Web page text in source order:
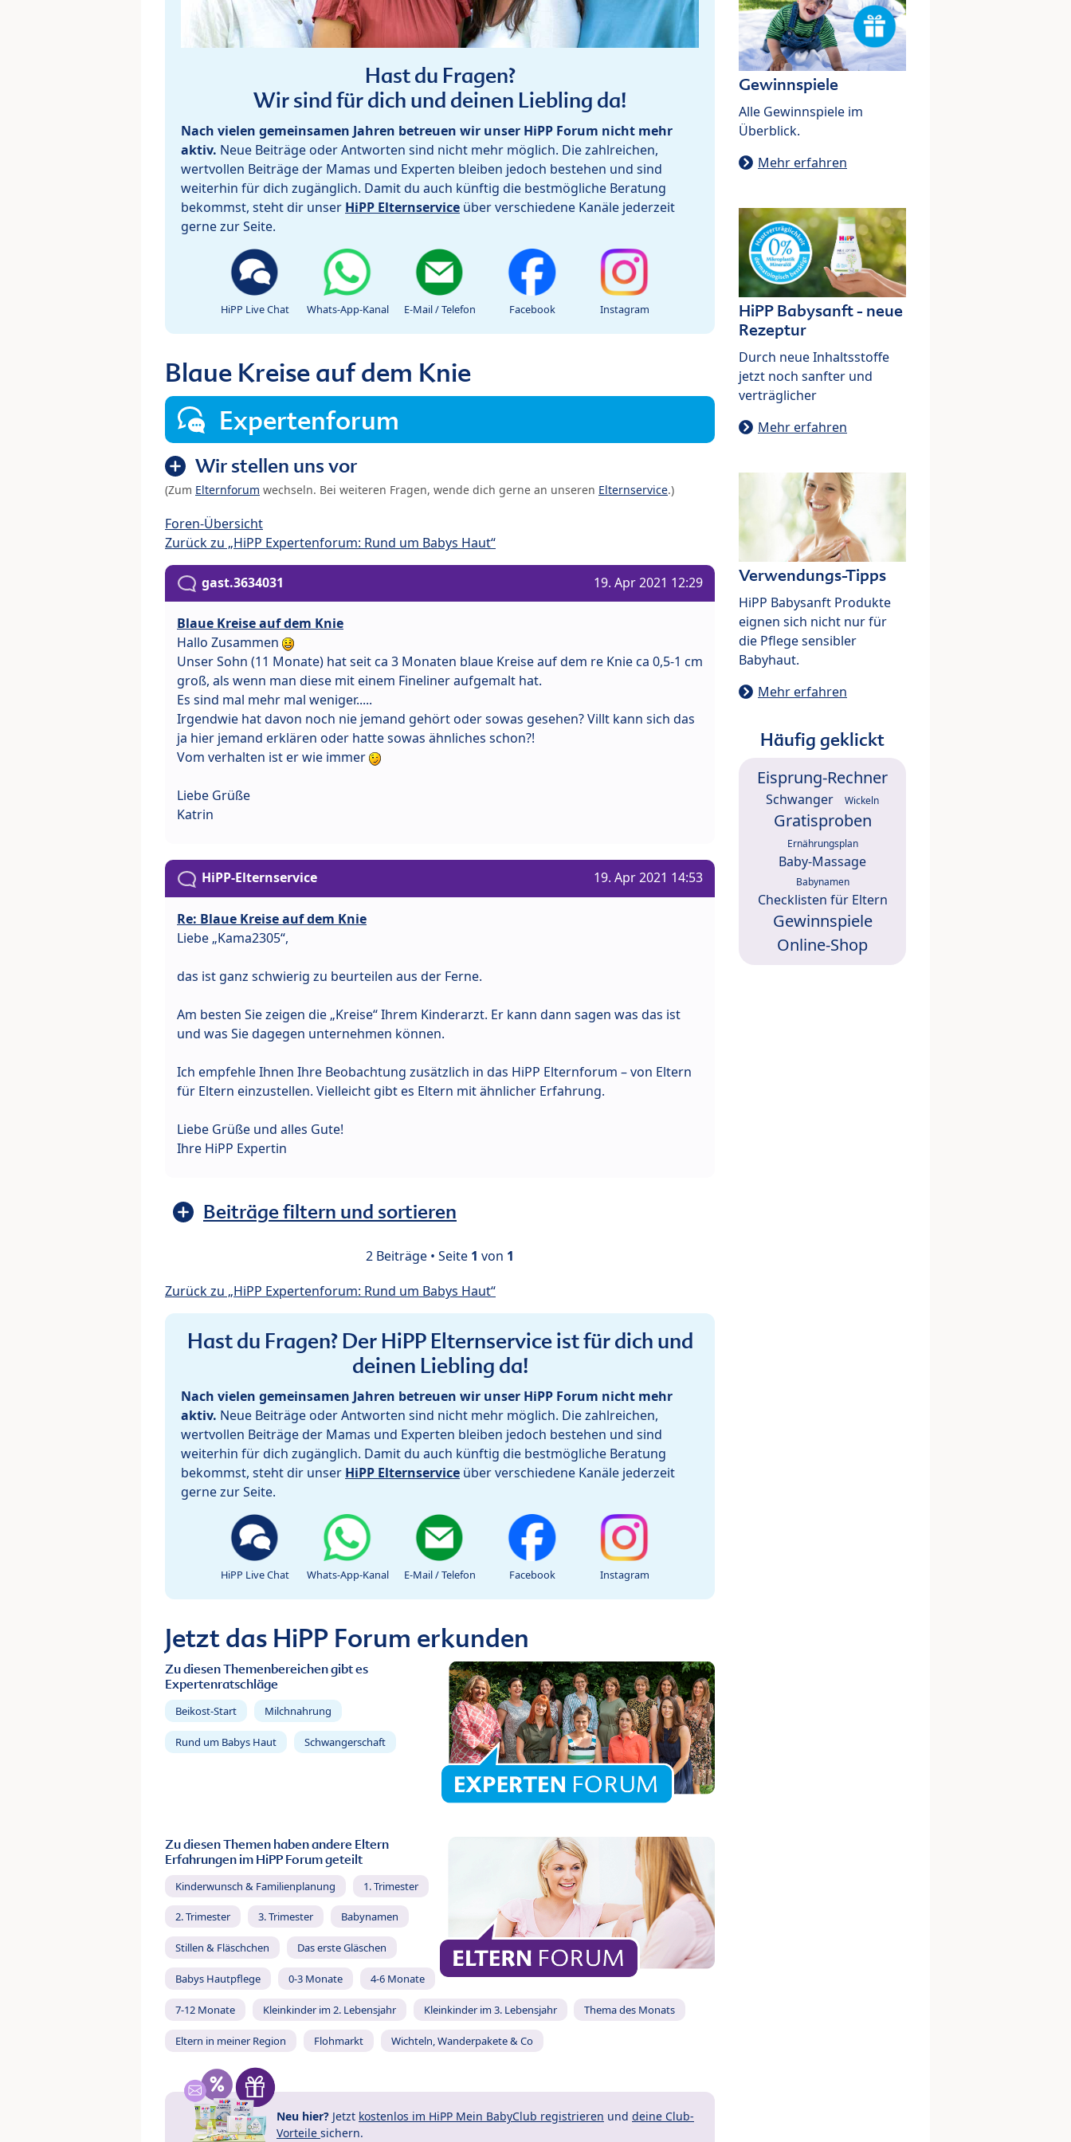
Hast du Fragen?
Wir sind für dich und deinen Liebling da!
Nach vielen gemeinsamen Jahren betreuen wir unser HiPP Forum nicht mehr
aktiv. Neue Beiträge oder Antworten sind nicht mehr möglich. Die zahlreichen,
wertvollen Beiträge der Mamas und Experten bleiben jedoch bestehen und sind
weiterhin für dich zugänglich. Damit du auch künftig die bestmögliche Beratung
bekommst, steht dir unser HiPP Elternservice über verschiedene Kanäle jederzeit
gerne zur Seite.
HiPP Live Chat Whats-App-Kanal E-Mail / Telefon Facebook Instagram
Blaue Kreise auf dem Knie
Expertenforum
Wir stellen uns vor
(Zum Elternforum wechseln. Bei weiteren Fragen, wende dich gerne an unseren Elternservice.)
Foren-Übersicht
Zurück zu „HiPP Expertenforum: Rund um Babys Haut“
gast.3634031 19. Apr 2021 12:29
Blaue Kreise auf dem Knie
Hallo Zusammen
Unser Sohn (11 Monate) hat seit ca 3 Monaten blaue Kreise auf dem re Knie ca 0,5-1 cm
groß, als wenn man diese mit einem Fineliner aufgemalt hat.
Es sind mal mehr mal weniger.....
Irgendwie hat davon noch nie jemand gehört oder sowas gesehen? Villt kann sich das
ja hier jemand erklären oder hatte sowas ähnliches schon?!
Vom verhalten ist er wie immer
Liebe Grüße
Katrin
HiPP-Elternservice 19. Apr 2021 14:53
Re: Blaue Kreise auf dem Knie
Liebe „Kama2305“,
das ist ganz schwierig zu beurteilen aus der Ferne.
Am besten Sie zeigen die „Kreise“ Ihrem Kinderarzt. Er kann dann sagen was das ist
und was Sie dagegen unternehmen können.
Ich empfehle Ihnen Ihre Beobachtung zusätzlich in das HiPP Elternforum – von Eltern
für Eltern einzustellen. Vielleicht gibt es Eltern mit ähnlicher Erfahrung.
Liebe Grüße und alles Gute!
Ihre HiPP Expertin
Beiträge filtern und sortieren
2 Beiträge • Seite 1 von 1
Zurück zu „HiPP Expertenforum: Rund um Babys Haut“
Hast du Fragen? Der HiPP Elternservice ist für dich und
deinen Liebling da!
Nach vielen gemeinsamen Jahren betreuen wir unser HiPP Forum nicht mehr
aktiv. Neue Beiträge oder Antworten sind nicht mehr möglich. Die zahlreichen,
wertvollen Beiträge der Mamas und Experten bleiben jedoch bestehen und sind
weiterhin für dich zugänglich. Damit du auch künftig die bestmögliche Beratung
bekommst, steht dir unser HiPP Elternservice über verschiedene Kanäle jederzeit
gerne zur Seite.
HiPP Live Chat Whats-App-Kanal E-Mail / Telefon Facebook Instagram
Jetzt das HiPP Forum erkunden
Zu diesen Themenbereichen gibt es
Expertenratschläge
Beikost-Start Milchnahrung
Rund um Babys Haut Schwangerschaft
Zu diesen Themen haben andere Eltern
Erfahrungen im HiPP Forum geteilt
Kinderwunsch & Familienplanung 1. Trimester
2. Trimester 3. Trimester Babynamen
Stillen & Fläschchen Das erste Gläschen
Babys Hautpflege 0-3 Monate 4-6 Monate
7-12 Monate Kleinkinder im 2. Lebensjahr Kleinkinder im 3. Lebensjahr Thema des Monats
Eltern in meiner Region Flohmarkt Wichteln, Wanderpakete & Co
Neu hier? Jetzt kostenlos im HiPP Mein BabyClub registrieren und deine Club-
Vorteile sichern.
Gewinnspiele
Alle Gewinnspiele im
Überblick.
Mehr erfahren
HiPP Babysanft - neue
Rezeptur
Durch neue Inhaltsstoffe
jetzt noch sanfter und
verträglicher
Mehr erfahren
Verwendungs-Tipps
HiPP Babysanft Produkte
eignen sich nicht nur für
die Pflege sensibler
Babyhaut.
Mehr erfahren
Häufig geklickt
Eisprung-Rechner
Schwanger Wickeln
Gratisproben
Ernährungsplan
Baby-Massage
Babynamen
Checklisten für Eltern
Gewinnspiele
Online-Shop